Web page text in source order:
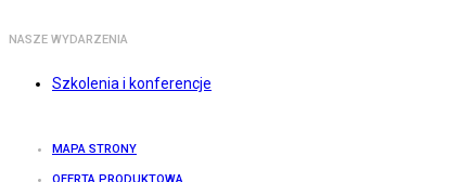
NASZE WYDARZENIA
Szkolenia i konferencje
MAPA STRONY